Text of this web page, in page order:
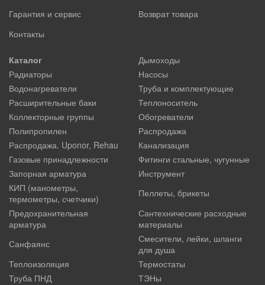
Гарантия и сервис
Возврат товара
Контакты
Каталог
Дымоходы
Радиаторы
Насосы
Водонагреватели
Труба и комплектующие
Расширительные баки
Теплоноситель
Коллекторные группы
Обогреватели
Полипропилен
Распродажа
Распродажа. Uponor, Rehau
Канализация
Газовые принадлежности
Фитинги стальные, чугунные
Запорная арматура
Инструмент
КИП (манометры,
термометры, счетчики)
Пеллеты, брикеты
Предохранительная
арматура
Сантехнические расходные
материалы
Санфаянс
Смесители, лейки, шланги
для душа
Теплоизоляция
Термостаты
Труба ПНД
ТЭНы